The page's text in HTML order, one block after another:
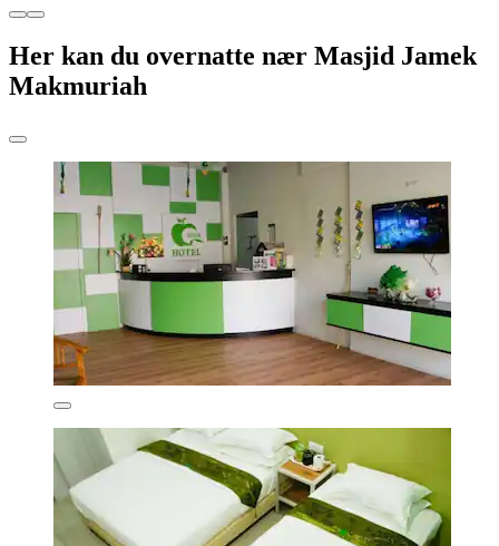
Her kan du overnatte nær Masjid Jamek
Makmuriah